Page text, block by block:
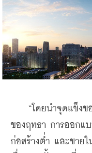
“โดยนำจุดแข็งขอ
ของฤทธา การออกแ
ก่อสร้างต่ำ และขาย